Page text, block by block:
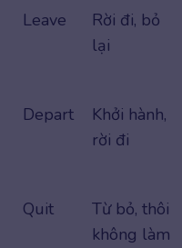
Leave
Rời đi, bỏ
lại
Depart
Khởi hành,
rời đi
Quit
Từ bỏ, thôi
không làm